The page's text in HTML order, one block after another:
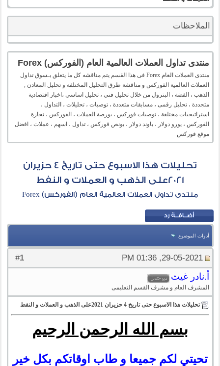
الملاحظات
منتدى تداول العملات العالمية العام (الفوركس) Forex
منتدى العملات العام Forex فى هذا القسم يتم مناقشه كل ما يتعلق بـسوق تداول
العملات العالمية الفوركس و مناقشة طرق التحليل المختلفة و تحليل المعادن ,
الذهب ، الفضة ، البترول من خلال تحليل فني ، تحليل اساسي ،اخبار اقتصادية
متجددة ، تحليل رقمى ، مسابقات متعددة ، توصيات ، تحليلات ، التداول ،
استراتيجيات مختلفة ، توصيات فوركس ، بورصة العملات ، الفوركس ، تجارة
الفوركس ، يورو دولار ، باوند دولار ، بونص فوركس ، تداول ، اسهم ، عملات ، افضل
موقع فوركس
تحليلات هذا الاسبوع حتى تاريخ 4 حزيران
2021على الذهب و العملات و النفط
منتدى تداول العملات العالمية العام (الفوركس) Forex
أدوات الموضوع
#
1 29-05-2021, 01:36 PM
أ.نادر غيث
المشرف العام و مشرف القسم التعليمى
تحليلات هذا الاسبوع حتى تاريخ 4 حزيران 2021على الذهب و العملات و النفط
بسم الله الرحمن الرحيم
تحيتي لكم جميعا و طاب اوقاتكم بكل خير